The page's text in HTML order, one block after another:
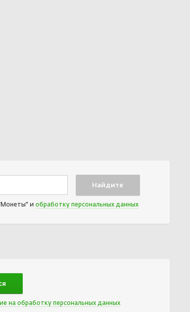
и обработку персональных данных
на обработку персональных данных